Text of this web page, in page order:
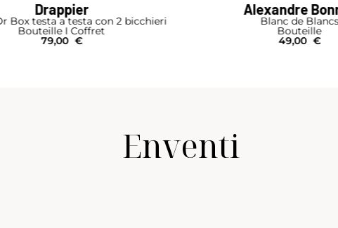
Alexandre Bonnet
Blanc de Blancs
Bouteille
49,00 €
Barons de
Concordia Brut
Demi-Bouteille I
34,50 €
Enventi